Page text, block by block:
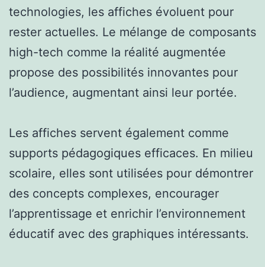
technologies, les affiches évoluent pour
rester actuelles. Le mélange de composants
high-tech comme la réalité augmentée
propose des possibilités innovantes pour
l’audience, augmentant ainsi leur portée.
Les affiches servent également comme
supports pédagogiques efficaces. En milieu
scolaire, elles sont utilisées pour démontrer
des concepts complexes, encourager
l’apprentissage et enrichir l’environnement
éducatif avec des graphiques intéressants.